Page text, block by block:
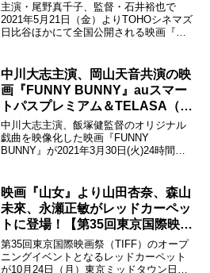
主演・尾野真千子、監督・石井裕也で
2021年5月21日（金）よりTOHOシネマズ
日比谷ほかにて全国公開される映画『茜
裕也が監督・脚本の映画『茜色に焼かれ
る』主演・尾野真...
中川大志主演、岡山天音共演の映
画『FUNNY BUNNY』auスマー
トパスプレミアム＆TELASA（テ
ラサ）にて24時間限定先行配信決
定！
中川大志主演、飯塚健監督のオリジナル
戯曲を映像化した映画『FUNNY
BUNNY』が2021年3月30日(火)24時間限
タービジュアル&予告編が解禁！電話企
画も...
映画『山女』より山田杏奈、森山
未來、永瀬正敏がレッドカーペッ
トに登場！【第35回東京国際映画
祭】
第35回東京国際映画祭（TIFF）のオープ
ニングイベントとなるレッドカーペット
が10月24日（月）東京ミッドタウン日比